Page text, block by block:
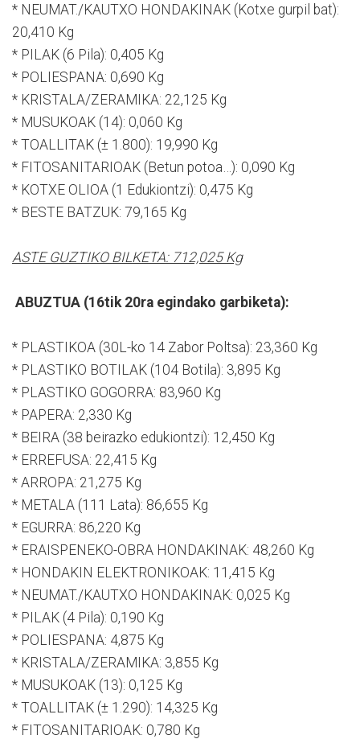
* NEUMAT./KAUTXO HONDAKINAK (Kotxe gurpil bat):
20,410 Kg
* PILAK (6 Pila): 0,405 Kg
* POLIESPANA: 0,690 Kg
* KRISTALA/ZERAMIKA: 22,125 Kg
* MUSUKOAK (14): 0,060 Kg
* TOALLITAK (± 1.800): 19,990 Kg
* FITOSANITARIOAK (Betun potoa…): 0,090 Kg
* KOTXE OLIOA (1 Edukiontzi): 0,475 Kg
* BESTE BATZUK: 79,165 Kg
ASTE GUZTIKO BILKETA: 712,025 Kg
ABUZTUA (16tik 20ra egindako garbiketa):
* PLASTIKOA (30L-ko 14 Zabor Poltsa): 23,360 Kg
* PLASTIKO BOTILAK (104 Botila): 3,895 Kg
* PLASTIKO GOGORRA: 83,960 Kg
* PAPERA: 2,330 Kg
* BEIRA (38 beirazko edukiontzi): 12,450 Kg
* ERREFUSA: 22,415 Kg
* ARROPA: 21,275 Kg
* METALA (111 Lata): 86,655 Kg
* EGURRA: 86,220 Kg
* ERAISPENEKO-OBRA HONDAKINAK: 48,260 Kg
* HONDAKIN ELEKTRONIKOAK: 11,415 Kg
* NEUMAT./KAUTXO HONDAKINAK: 0,025 Kg
* PILAK (4 Pila): 0,190 Kg
* POLIESPANA: 4,875 Kg
* KRISTALA/ZERAMIKA: 3,855 Kg
* MUSUKOAK (13): 0,125 Kg
* TOALLITAK (± 1.290): 14,325 Kg
* FITOSANITARIOAK: 0,780 Kg